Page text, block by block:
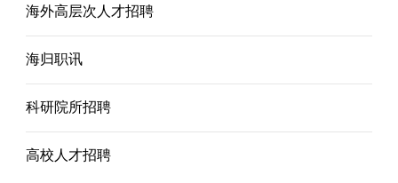
海外高层次人才招聘
海归职讯
科研院所招聘
高校人才招聘